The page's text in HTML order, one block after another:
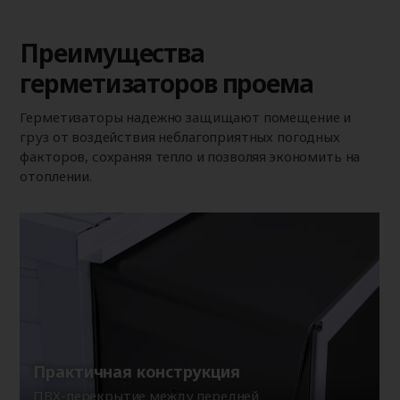
Преимущества
герметизаторов проема
Герметизаторы надежно защищают помещение и
груз от воздействия неблагоприятных погодных
факторов, сохраняя тепло и позволяя экономить на
отоплении.
Практичная конструкция
ПВХ-перекрытие между передней